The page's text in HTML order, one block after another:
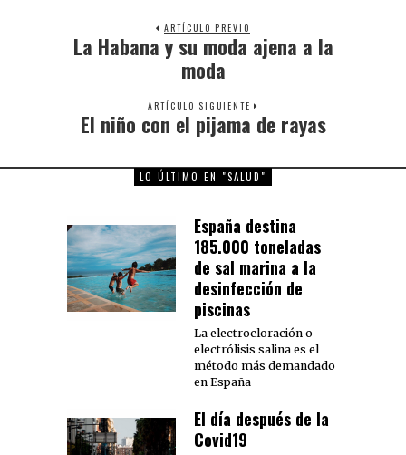
ARTÍCULO PREVIO
Previous
post:
La Habana y su moda ajena a la
moda
ARTÍCULO SIGUIENTE
Next
post:
El niño con el pijama de rayas
LO ÚLTIMO EN "SALUD"
España destina
185.000 toneladas
de sal marina a la
desinfección de
piscinas
La electrocloración o
electrólisis salina es el
método más demandado
en España
El día después de la
Covid19